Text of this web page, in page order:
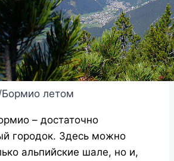
летом
– достаточно
городок. Здесь можно
альпийские шале, но и,